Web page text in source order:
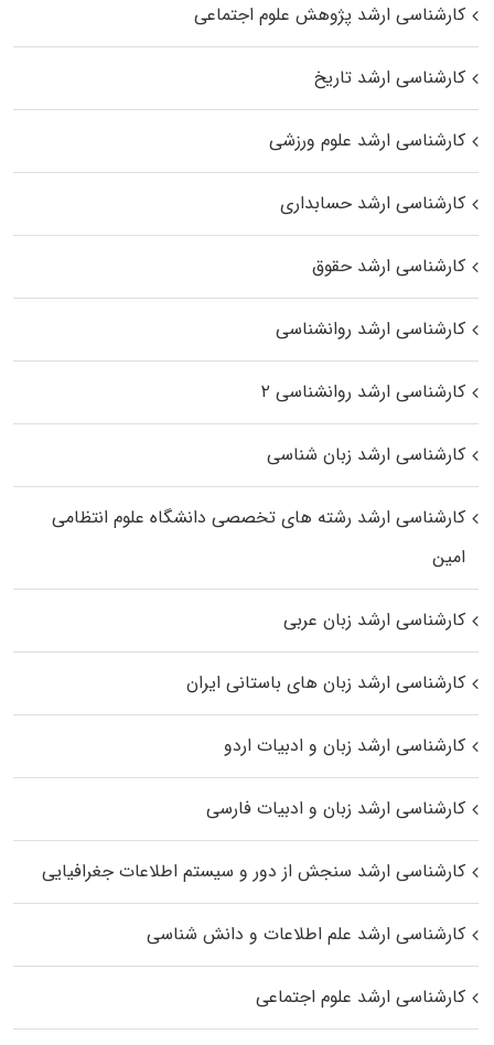
کارشناسی ارشد پژوهش علوم اجتماعی
کارشناسی ارشد تاریخ
کارشناسی ارشد علوم ورزشی
کارشناسی ارشد حسابداری
کارشناسی ارشد حقوق
کارشناسی ارشد روانشناسی
کارشناسی ارشد روانشناسی ۲
کارشناسی ارشد زبان شناسی
کارشناسی ارشد رﺷﺘﻪ ﻫﺎی تخصصی داﻧﺸﮕﺎه ﻋﻠﻮم انتظامی
اﻣﻴﻦ
کارشناسی ارشد زبان عربی
کارشناسی ارشد زبان‌ های باستانی ایران
کارشناسی ارشد زبان و ادبیات اردو
کارشناسی ارشد زبان و ادبیات فارسی
کارشناسی ارشد سنجش از دور و سیستم اطلاعات جغرافیایی
کارشناسی ارشد علم اطلاعات و دانش شناسی
کارشناسی ارشد علوم اجتماعی